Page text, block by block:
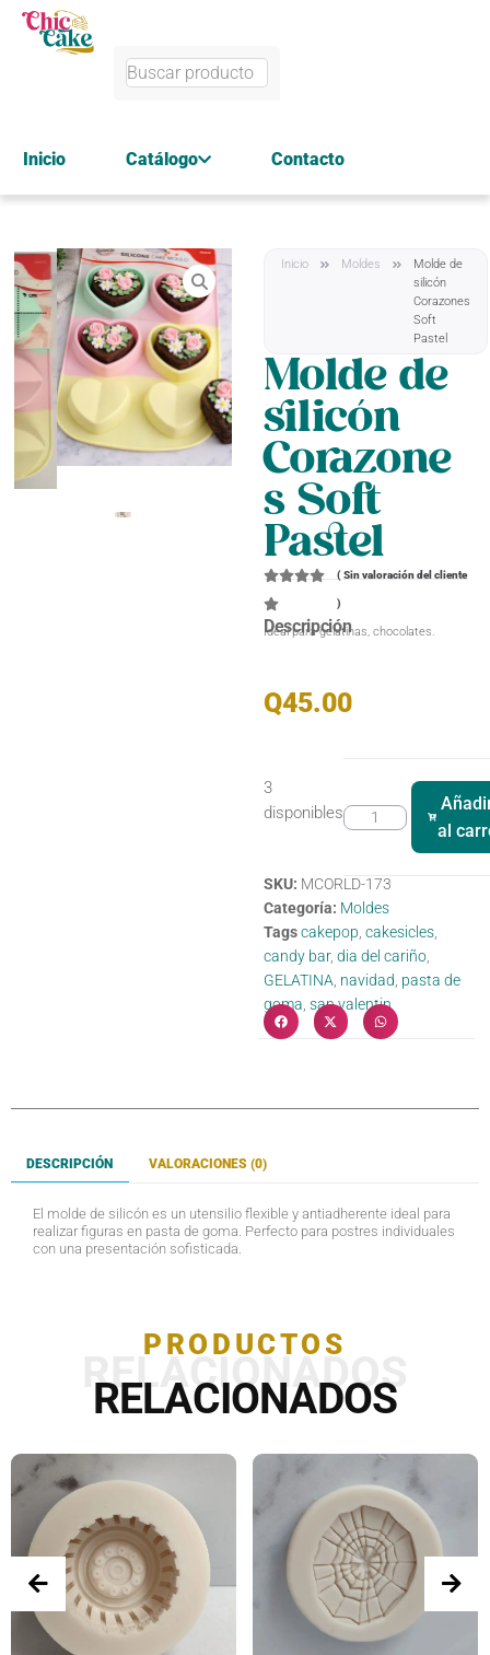
Inicio Catálogo Contacto
Inicio Moldes
Molde de
silicón
Corazones
Soft
Pastel
Molde de
silicón
Corazone
s Soft
Pastel
(Sin valoración del cliente
)
Descripción
Ideal para gelatinas, chocolates.
Q45.00
3
disponibles
al
SKU: MCORLD-173
Categoría: Moldes
Tagscakepop ,cakesicles
candy bar,dia del cariño
GELATINA navidad pasta de
goma ,san valentin
DESCRIPCIÓN VALORACIONES (0)
El molde de silicón es un utensilio flexible y antiadherente ideal para
realizar figuras en pasta de goma. Perfecto para postres individuales
con una presentación sofisticada.
PRODUCTOS
RELACIONADOS
RELACIONADOS